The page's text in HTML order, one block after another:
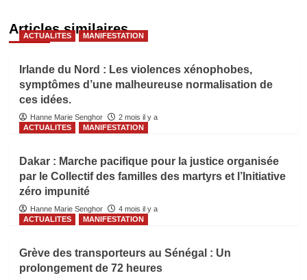
Articles similaires
ACTUALITES MANIFESTATION
Irlande du Nord : Les violences xénophobes,
symptômes d’une malheureuse normalisation de
ces idées.
Hanne Marie Senghor
2 mois il y a
ACTUALITES
MANIFESTATION
Dakar : Marche pacifique pour la justice organisée
par le Collectif des familles des martyrs et l’Initiative
zéro impunité
Hanne Marie Senghor
4 mois il y a
ACTUALITES
MANIFESTATION
Grève des transporteurs au Sénégal : Un
prolongement de 72 heures